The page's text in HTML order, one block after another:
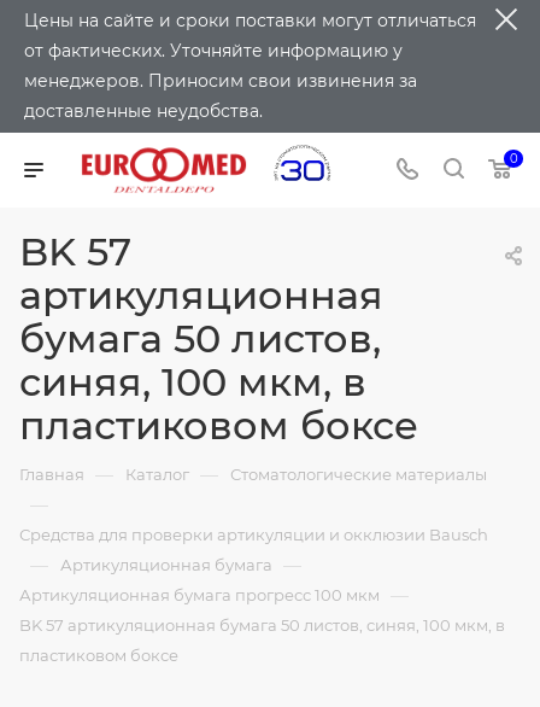
Цены на сайте и сроки поставки могут отличаться
от фактических. Уточняйте информацию у
менеджеров. Приносим свои извинения за
доставленные неудобства.
0
BK 57
артикуляционная
бумага 50 листов,
синяя, 100 мкм, в
пластиковом боксе
Главная — Каталог — Стоматологические материалы
—
Средства для проверки артикуляции и окклюзии Bausch
— Артикуляционная бумага —
Артикуляционная бумага прогресс 100 мкм —
BK 57 артикуляционная бумага 50 листов, синяя, 100 мкм, в
пластиковом боксе